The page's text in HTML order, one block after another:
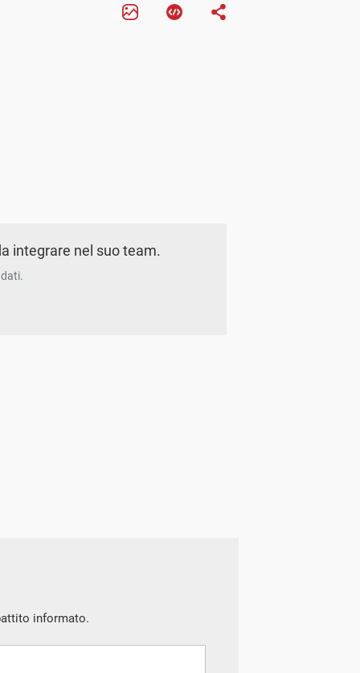
integrare nel suo team.
informato.